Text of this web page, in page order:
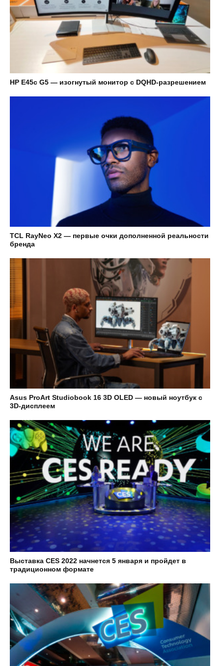
HP E45c G5 — изогнутый монитор с DQHD-разрешением
TCL RayNeo X2 — первые очки дополненной реальности
бренда
Asus ProArt Studiobook 16 3D OLED — новый ноутбук с
3D-дисплеем
Выставка CES 2022 начнется 5 января и пройдет в
традиционном формате